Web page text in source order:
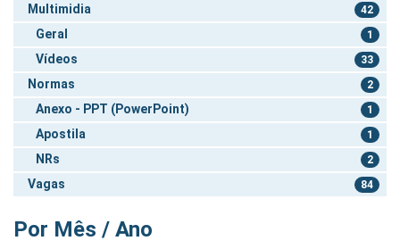
Multimidia 42
Geral 1
Vídeos 33
Normas 2
Anexo - PPT (PowerPoint) 1
Apostila 1
NRs 2
Vagas 84
Por Mês / Ano